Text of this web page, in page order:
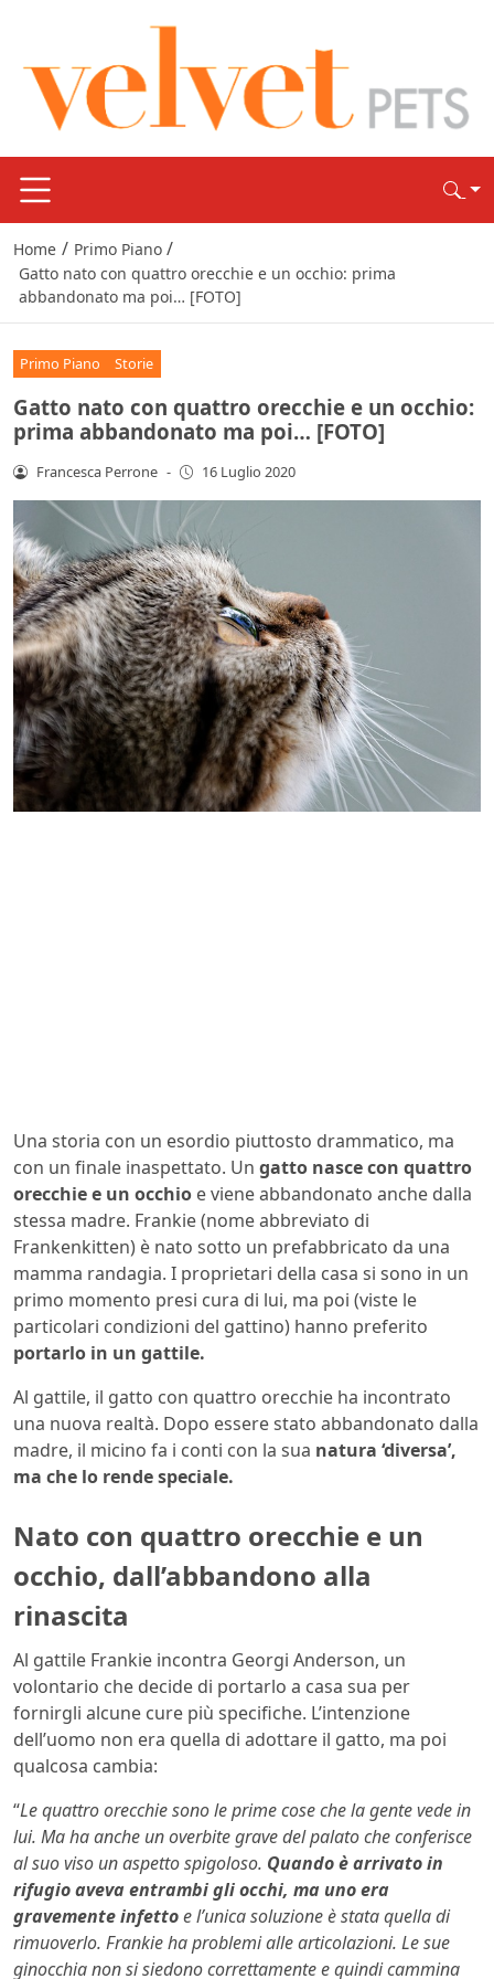
Home / Primo Piano /
Gatto nato con quattro orecchie e un occhio: prima
abbandonato ma poi… [FOTO]
Primo Piano Storie
Gatto nato con quattro orecchie e un occhio:
prima abbandonato ma poi… [FOTO]
Francesca Perrone - 16 Luglio 2020
Una storia con un esordio piuttosto drammatico, ma
con un finale inaspettato. Un gatto nasce con quattro
orecchie e un occhio e viene abbandonato anche dalla
stessa madre. Frankie (nome abbreviato di
Frankenkitten) è nato sotto un prefabbricato da una
mamma randagia. I proprietari della casa si sono in un
primo momento presi cura di lui, ma poi (viste le
particolari condizioni del gattino) hanno preferito
portarlo in un gattile.
Al gattile, il gatto con quattro orecchie ha incontrato
una nuova realtà. Dopo essere stato abbandonato dalla
madre, il micino fa i conti con la sua natura ‘diversa’,
ma che lo rende speciale.
Nato con quattro orecchie e un
occhio, dall’abbandono alla
rinascita
Al gattile Frankie incontra Georgi Anderson, un
volontario che decide di portarlo a casa sua per
fornirgli alcune cure più specifiche. L’intenzione
dell’uomo non era quella di adottare il gatto, ma poi
qualcosa cambia:
“Le quattro orecchie sono le prime cose che la gente vede in
lui. Ma ha anche un overbite grave del palato che conferisce
al suo viso un aspetto spigoloso. Quando è arrivato in
rifugio aveva entrambi gli occhi, ma uno era
gravemente infettoe l’unica soluzione è stata quella di
rimuoverlo. Frankie ha problemi alle articolazioni. Le sue
ginocchia non si siedono correttamente e quindi cammina